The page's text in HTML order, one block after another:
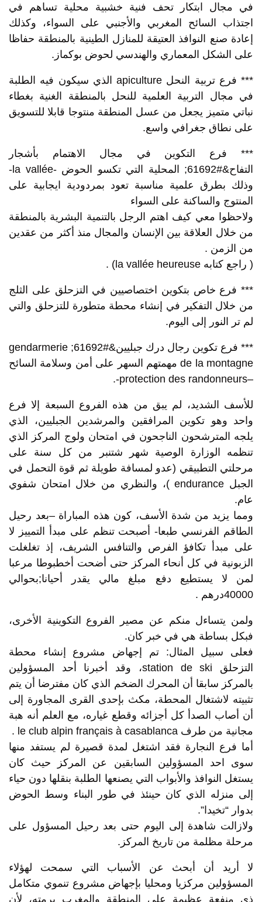
في مجال ابتكار تحف فنية خشبية محلية تساهم في
اجتذاب السائح المغربي والأجنبي على السواء، وكذلك
إعادة صنع النوافذ العتيقة للمنازل الطينية بالمنطقة حفاظا
على الشكل المعماري والهندسي لحوض بوكماز.
*** فرع تربية النحل apiculture الذي سيكون فيه الطلبة
في مجال التربية العلمية للنحل بالمنطقة الغنية بغطاء
نباتي متميز يجعل من عسل المنطقة منتوجا قابلا للتسويق
على نطاق جغرافي واسع.
*** فرع التكوين في مجال الاهتمام بأشجار
التفاح&#61692; المحلية التي تكسو الحوض -la vallée-
وذلك بطرق علمية مناسبة تعود بمردودية ايجابية على
المنتوج والساكنة على السواء
ولاحظوا معي كيف اهتم الرجل بالتنمية البشرية بالمنطقة
من خلال العلاقة بين الإنسان والمجال منذ أكثر من عقدين
من الزمن .
( راجع كتابه la vallée heureuse) .
*** فرع خاص بتكوين اختصاصيين في التزحلق على الثلج
من خلال التفكير في إنشاء محطة متطورة للتزحلق والتي
لم تر النور إلى اليوم.
*** فرع تكوين رجال درك جبليين&#61692; gendarmerie
de la montagne مهمتهم السهر على أمن وسلامة السائح
–protection des randonneurs-.
للأسف الشديد، لم يبق من هذه الفروع السبعة إلا فرع
واحد وهو تكوين المرافقين والمرشدين الجبليين، الذي
يلجه المترشحون الناجحون في امتحان ولوج المركز الذي
تنظمه الوزارة الوصية شهر شتنبر من كل سنة على
مرحلتي التطبيقي (عدو لمسافة طويلة ثم قوة التحمل في
الجبل endurance )، والنظري من خلال امتحان شفوي
عام.
ومما يزيد من شدة الأسف، كون هذه المباراة –بعد رحيل
الطاقم الفرنسي طبعا- أصبحت تنظم على مبدأ التمييز لا
على مبدأ تكافؤ الفرص والتنافس الشريف، إذ تغلغلت
الزبونية في كل أنحاء المركز حتى أضحت أخطبوطا مرعبا
لمن لا يستطيع دفع مبلغ مالي يقدر أحيانا;بحوالي
40000درهم .
ولمن يتساءل منكم عن مصير الفروع التكوينية الأخرى،
فبكل بساطة هي في خبر كان.
فعلى سبيل المثال: تم إجهاض مشروع إنشاء محطة
التزحلق station de ski، وقد أخبرنا أحد المسؤولين
بالمركز سابقا أن المحرك الضخم الذي كان مفترضا أن يتم
تثبيته لاشتغال المحطة، مكث بإحدى القرى المجاورة إلى
أن أصاب الصدأ كل أجزائه وقطع غياره، مع العلم أنه هبة
مجانية من طرف le club alpin français à casablanca .
أما فرع النجارة فقد اشتغل لمدة قصيرة لم يستفد منها
سوى احد المسؤولين السابقين عن المركز حيث كان
يستغل النوافذ والأبواب التي يصنعها الطلبة بنقلها دون حياء
إلى منزله الذي كان حينئذ في طور البناء وسط الحوض
بدوار “تخيدا”.
ولازالت شاهدة إلى اليوم حتى بعد رحيل المسؤول على
مرحلة مظلمة من تاريخ المركز.
لا أريد أن أبحث عن الأسباب التي سمحت لهؤلاء
المسؤولين مركزيا ومحليا بإجهاض مشروع تنموي متكامل
ذي منفعة عظيمة على المنطقة والمغرب برمته، لأن